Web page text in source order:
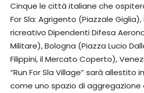
Cinque le città italiane che
For Sla: Agrigento (Piazzale
ricreativo Dipendenti Difesa
Militare), Bologna (Piazza Lucio
Filippini, il Mercato Coperto),
“Run For Sla Village” sarà allestito
come uno spazio di aggregazione